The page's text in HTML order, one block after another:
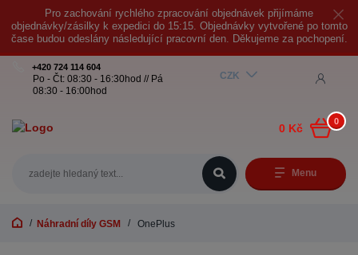
Pro zachování rychlého zpracování objednávek přijímáme
objednávky/zásilky k expedici do 15:15. Objednávky vytvořené po tomto
čase budou odeslány následující pracovní den. Děkujeme za pochopení.
Menu
CZK
+420 724 114 604
Po - Čt: 08:30 - 16:30hod // Pá
08:30 - 16:00hod
0
0 Kč
Náhradní díly GSM OnePlus